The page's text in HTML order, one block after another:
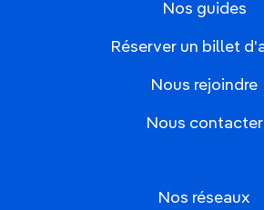
Nos guides
Réserver un billet
Nous rejoindre
Nous contacter
Nos réseaux